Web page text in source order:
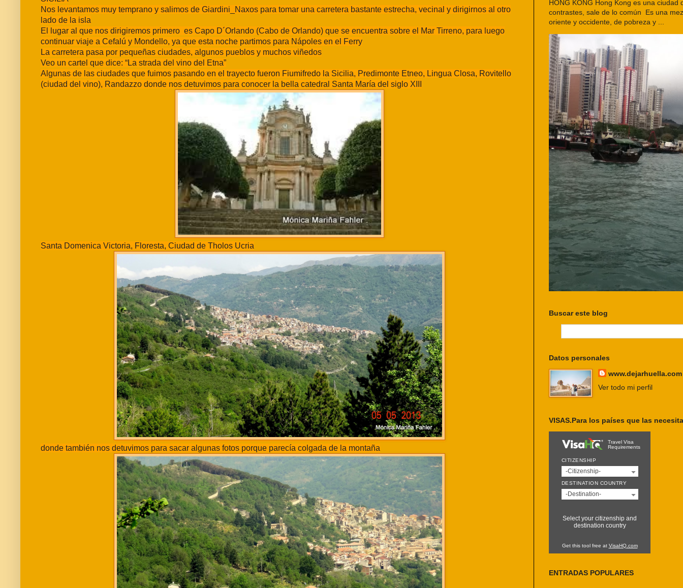
Nos levantamos muy temprano y salimos de Giardini_Naxos para tomar una carretera bastante estrecha, vecinal y dirigirnos al otro
lado de la isla
El lugar al que nos dirigiremos primero es Capo D´Orlando (Cabo de Orlando) que se encuentra sobre el Mar Tirreno, para luego
continuar viaje a Cefalú y Mondello, ya que esta noche partimos para Nápoles en el Ferry
La carretera pasa por pequeñas ciudades, algunos pueblos y muchos viñedos
Veo un cartel que dice: “La strada del vino del Etna”
Algunas de las ciudades que fuimos pasando en el trayecto fueron Fiumifredo la Sicilia, Predimonte Etneo, Lingua Closa, Rovitello
(ciudad del vino), Randazzo donde nos detuvimos para conocer la bella catedral Santa María del siglo XIII
Santa Domenica Victoria, Floresta, Ciudad de Tholos Ucria
donde también nos detuvimos para sacar algunas fotos porque parecía colgada de la montaña
HONG KONG Hong Kong es una ciudad
contrastes, sale de lo común Es una
oriente y occidente, de pobreza y ...
Buscar este blog
Datos personales
www.dejarhuella.com
Ver todo mi perfil
VISAS.Para los países que las
Travel Visa
Requirements
CITIZENSHIP
-Citizenship-
DESTINATION COUNTRY
-Destination-
Select your citizenship and
destination country
Get this tool free at VisaHQ.com
ENTRADAS POPULARES